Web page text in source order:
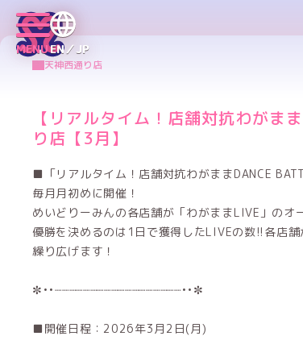
MENUEN／JP
天神西通り店
【リアルタイム！店舗対抗わがま
り店【3月】
■「リアルタイム！店舗対抗わがままDANCE
毎月月初めに開催！
めいどりーみんの各店舗が「わがままLIVE」のオ
優勝を決めるのは1日で獲得したLIVEの数!!各店
繰り広げます！
✼••┈┈┈┈┈┈┈┈┈┈┈┈┈┈┈┈┈┈••✼
■開催日程：2026年3月2日(月)